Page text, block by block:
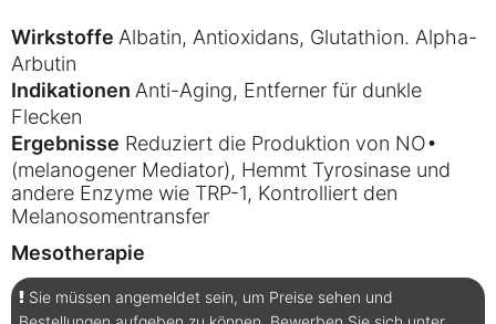
Wirkstoffe Albatin, Antioxidans, Glutathion. Alpha-
Arbutin
Indikationen Anti-Aging, Entferner für dunkle
Flecken
Ergebnisse Reduziert die Produktion von NO•
(melanogener Mediator), Hemmt Tyrosinase und
andere Enzyme wie TRP-1, Kontrolliert den
Melanosomentransfer
Mesotherapie
Sie müssen angemeldet sein, um Preise sehen und